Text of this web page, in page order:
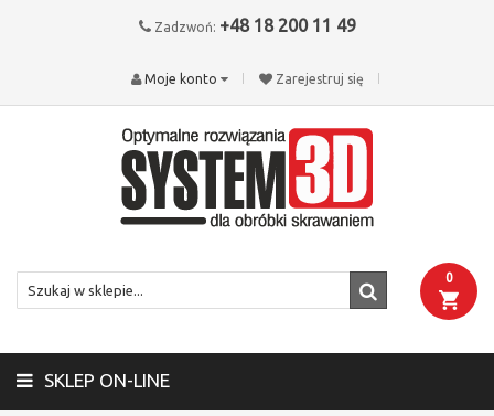
Zadzwoń: +48 18 200 11 49
Zarejestruj się
Moje konto
0
SKLEP ON-LINE